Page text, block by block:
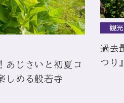
あじさいと初夏コ
しめる般若寺
観光
過去
つり